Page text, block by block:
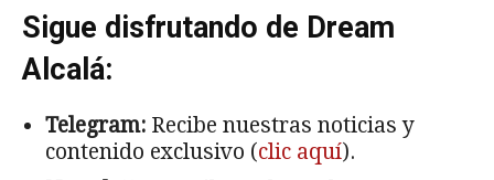
Sigue disfrutando de Dream
Alcalá:
Telegram: Recibe nuestras noticias y
contenido exclusivo (clic aquí).